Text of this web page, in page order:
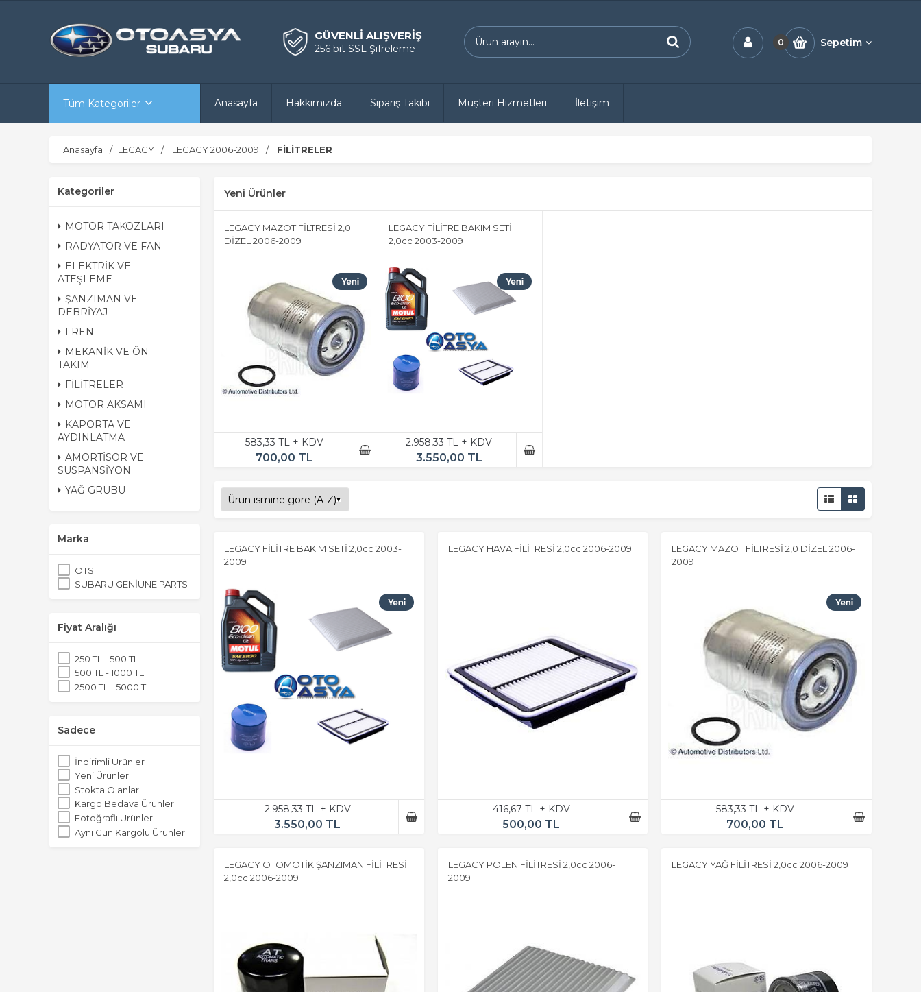
GÜVENLİ ALIŞVERİŞ
256 bit SSL Şifreleme
0 Sepetim
Tüm Kategoriler Anasayfa Hakkımızda Sipariş Takibi Müşteri Hizmetleri İletişim
Anasayfa LEGACY LEGACY 2006-2009 FİLİTRELER
Kategoriler
MOTOR TAKOZLARI
RADYATÖR VE FAN
ELEKTRİK VE
ATEŞLEME
ŞANZIMAN VE
DEBRİYAJ
FREN
MEKANİK VE ÖN
TAKIM
FİLİTRELER
MOTOR AKSAMI
KAPORTA VE
AYDINLATMA
AMORTİSÖR VE
SÜSPANSİYON
YAĞ GRUBU
Marka
OTS
SUBARU GENİUNE PARTS
Fiyat Aralığı
250 TL - 500 TL
500 TL - 1000 TL
2500 TL - 5000 TL
Sadece
İndirimli Ürünler
Yeni Ürünler
Stokta Olanlar
Kargo Bedava Ürünler
Fotoğraflı Ürünler
Aynı Gün Kargolu Ürünler
Yeni Ürünler
LEGACY MAZOT FİLTRESİ 2,0
DİZEL 2006-2009
583,33 TL + KDV
700,00 TL
LEGACY FİLİTRE BAKIM SETİ
2,0cc 2003-2009
2.958,33 TL + KDV
3.550,00 TL
LEGACY FİLİTRE BAKIM SETİ 2,0cc 2003-
2009
2.958,33 TL + KDV
3.550,00 TL
LEGACY HAVA FİLİTRESİ 2,0cc 2006-2009
416,67 TL + KDV
500,00 TL
LEGACY MAZOT FİLTRESİ 2,0 DİZEL 2006-
2009
583,33 TL + KDV
700,00 TL
LEGACY OTOMOTİK ŞANZIMAN FİLİTRESİ
2,0cc 2006-2009
LEGACY POLEN FİLİTRESİ 2,0cc 2006-
2009
LEGACY YAĞ FİLİTRESİ 2,0cc 2006-2009